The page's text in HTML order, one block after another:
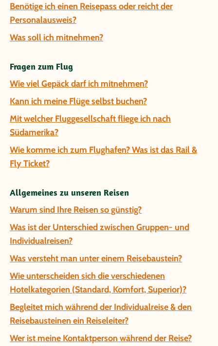
Benötige ich einen Reisepass oder reicht der
Personalausweis?
Was soll ich mitnehmen?
Fragen zum Flug
Wie viel Gepäck darf ich mitnehmen?
Kann ich meine Flüge selbst buchen?
Mit welcher Fluggesellschaft fliege ich nach
Südamerika?
Wie komme ich zum Flughafen? Was ist das Rail &
Fly Ticket?
Allgemeines zu unseren Reisen
Warum sind Ihre Reisen so günstig?
Was ist der Unterschied zwischen Gruppen- und
Individualreisen?
Was versteht man unter einem Reisebaustein?
Wie unterscheiden sich die verschiedenen
Hotelkategorien (Standard, Komfort, Superior)?
Begleitet mich während der Individualreise & den
Reisebausteinen ein Reiseleiter?
Wer ist meine Kontaktperson während der Reise?